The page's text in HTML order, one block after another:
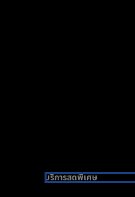
บริการสุดพิเศษ